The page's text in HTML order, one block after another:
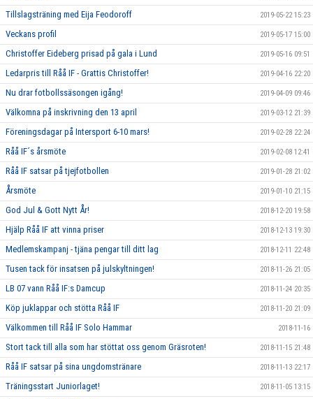
Tillslagsträning med Eija Feodoroff 2019-05-22 15:23
Veckans profil 2019-05-17 15:00
Christoffer Eideberg prisad på gala i Lund 2019-05-16 09:51
Ledarpris till Råå IF - Grattis Christoffer! 2019-04-16 22:20
Nu drar fotbollssäsongen igång! 2019-04-09 09:46
Välkomna på inskrivning den 13 april 2019-03-12 21:39
Föreningsdagar på Intersport 6-10 mars! 2019-02-28 22:24
Råå IF´s årsmöte 2019-02-08 12:41
Råå IF satsar på tjejfotbollen 2019-01-28 21:02
Årsmöte 2019-01-10 21:15
God Jul & Gott Nytt År! 2018-12-20 19:58
Hjälp Råå IF att vinna priser 2018-12-13 19:30
Medlemskampanj - tjäna pengar till ditt lag 2018-12-11 22:48
Tusen tack för insatsen på julskyltningen! 2018-11-26 21:05
LB 07 vann Råå IF:s Damcup 2018-11-24 20:35
Köp juklappar och stötta Råå IF 2018-11-20 21:09
Välkommen till Råå IF Solo Hammar 2018-11-16
Stort tack till alla som har stöttat oss genom Gräsroten! 2018-11-15 21:48
Råå IF satsar på sina ungdomstränare 2018-11-13 22:17
Träningsstart Juniorlaget! 2018-11-05 13:15